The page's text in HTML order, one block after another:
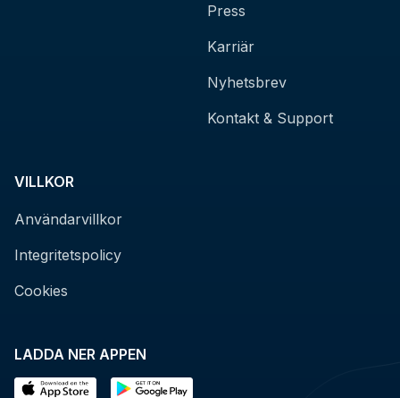
LADDA NER APPEN
Press
Karriär
Nyhetsbrev
Kontakt & Support
VILLKOR
Användarvillkor
Integritetspolicy
Cookies